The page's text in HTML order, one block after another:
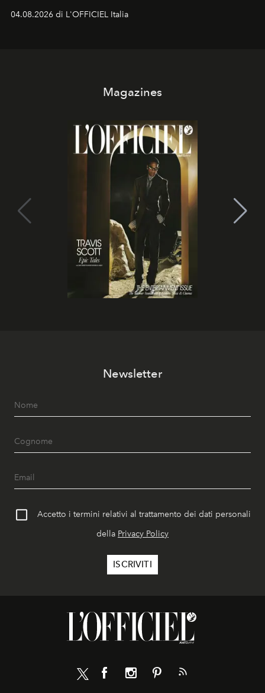
04.08.2026 di L'OFFICIEL Italia
Magazines
Newsletter
Accetto i termini relativi al trattamento dei dati personali
della Privacy Policy